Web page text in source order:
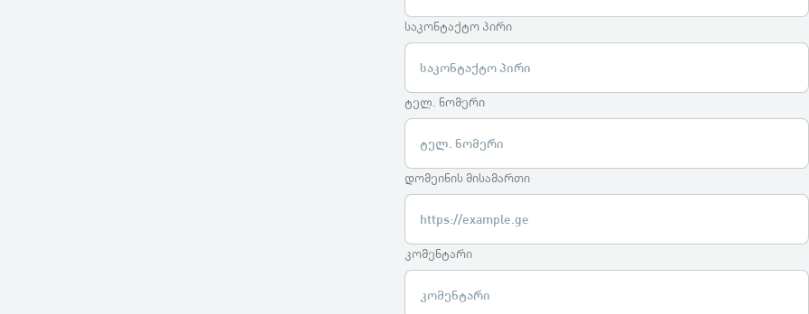
საკონტაქტო პირი
ტელ. ნომერი
დომეინის მისამართი
კომენტარი